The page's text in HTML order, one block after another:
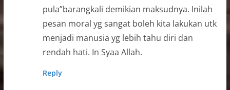
pula”barangkali demikian maksudnya. Inilah
pesan moral yg sangat boleh kita lakukan utk
menjadi manusia yg lebih tahu diri dan
rendah hati. In Syaa Allah.
Reply